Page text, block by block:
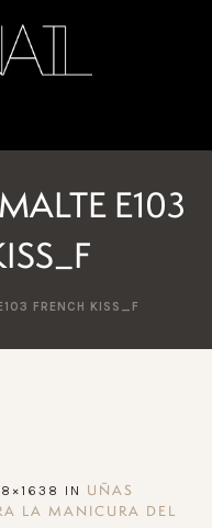
E103
FRENCH KISS_F
IN
UÑAS
LA MANICURA DEL